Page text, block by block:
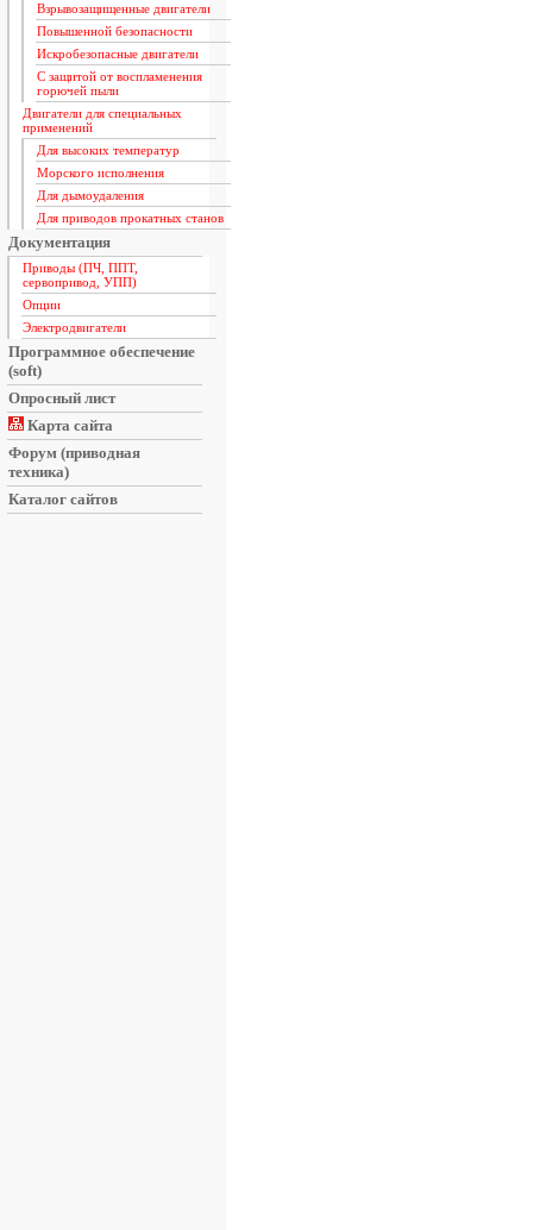
Взрывозащищенные двигатели
Повышенной безопасности
Искробезопасные двигатели
С защитой от воспламенения
горючей пыли
Двигатели для специальных
применений
Для высоких температур
Морского исполнения
Для дымоудаления
Для приводов прокатных станов
Документация
Приводы (ПЧ, ППТ,
сервопривод, УПП)
Опции
Электродвигатели
Программное обеспечение
(soft)
Опросный лист
Карта сайта
Форум (приводная
техника)
Каталог сайтов